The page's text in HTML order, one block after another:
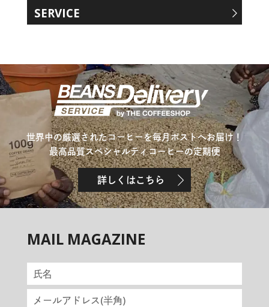
SERVICE
世界中の厳選されたコーヒーを毎月ポストへお届け！
最高品質スペシャルティコーヒーの定期便
詳しくはこちら
MAIL MAGAZINE